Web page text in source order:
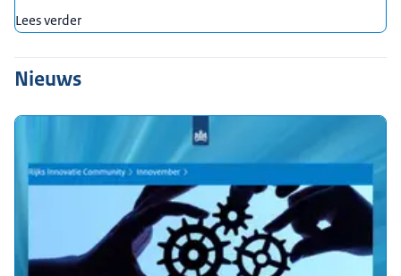
Lees verder
Nieuws